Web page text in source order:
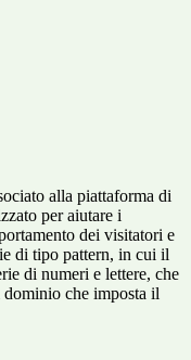
alla piattaforma di
per aiutare i
dei visitatori e
di tipo pattern, in cui il
di numeri e lettere, che
che imposta il